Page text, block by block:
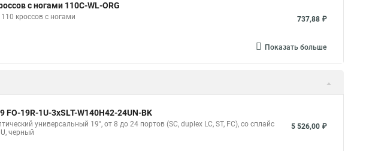
с ногами 110C-WL-ORG
кроссов с ногами 737,88 ₽
Показать больше
19R-1U-3xSLT-W140H42-24UN-BK
универсальный 19", от 8 до 24 портов (SC, duplex LC, ST, FC), со сплайс
черный
5 526,00 ₽